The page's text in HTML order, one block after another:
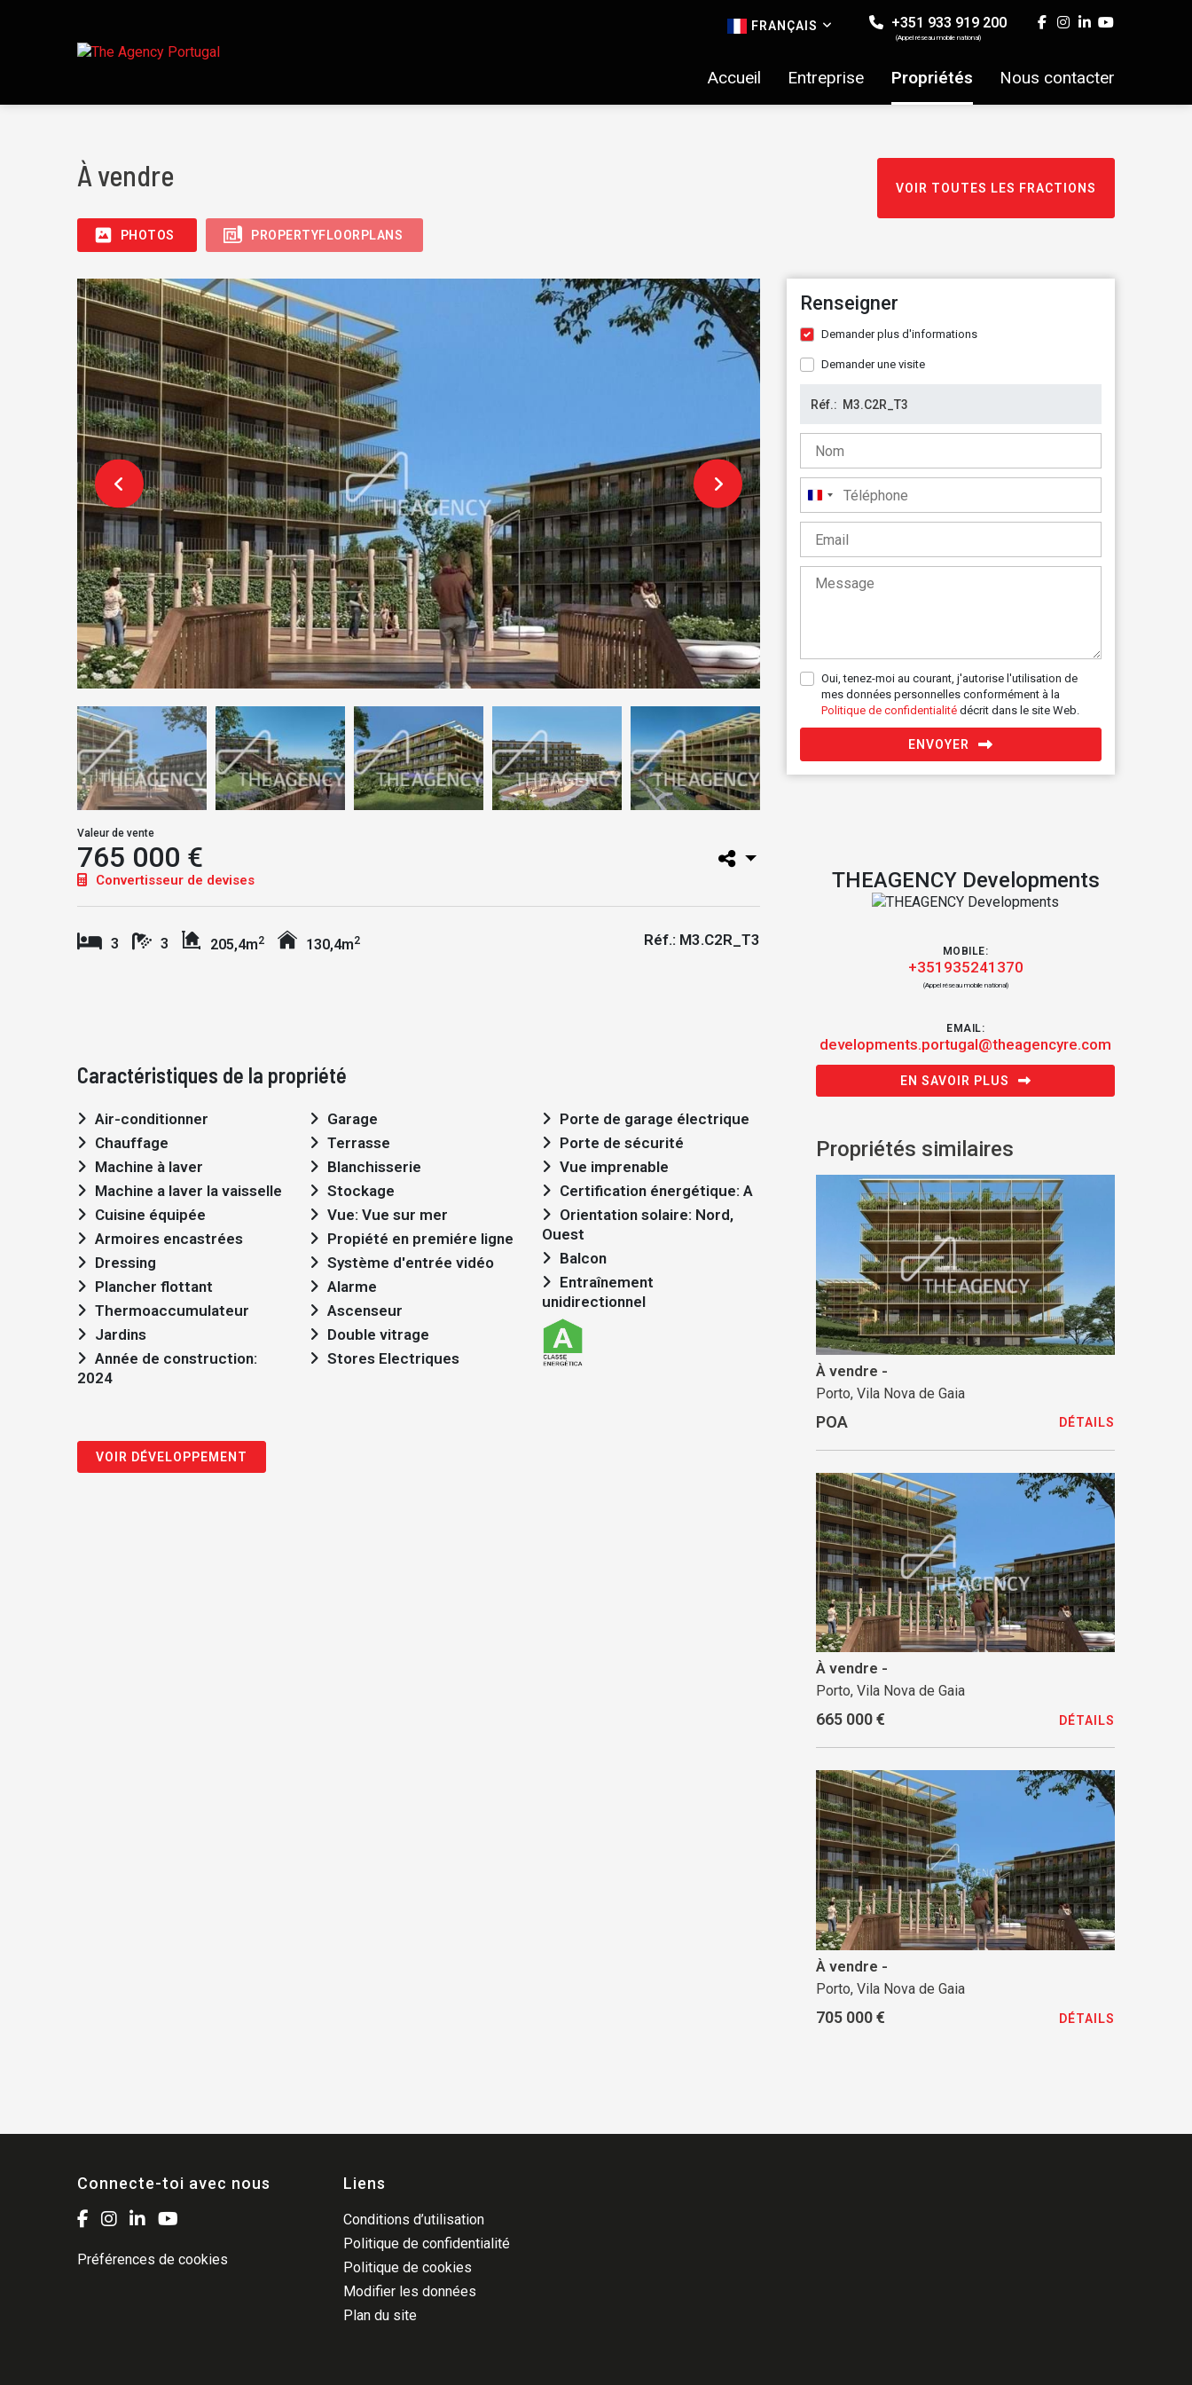
FRANÇAIS +351 933 919 200
(Appel réseau mobile national)
Accueil Entreprise Propriétés Nous contacter
À vendre VOIR TOUTES LES FRACTIONS
PHOTOS PROPERTYFLOORPLANS
Valeur de vente
765 000 €
Convertisseur de devises
3 3 205,4m2 130,4m2 Réf.: M3.C2R_T3
Caractéristiques de la propriété
Air-conditionner
Chauffage
Machine à laver
Machine a laver la vaisselle
Cuisine équipée
Armoires encastrées
Dressing
Plancher flottant
Thermoaccumulateur
Jardins
2024
Garage
Terrasse
Blanchisserie
Stockage
Vue: Vue sur mer
Propiété en premiére ligne
Système d'entrée vidéo
Alarme
Ascenseur
Double vitrage
Stores Electriques
Porte de garage électrique
Porte de sécurité
Vue imprenable
Certification énergétique: A
Ouest
Balcon
unidirectionnel
VOIR DÉVELOPPEMENT
Renseigner
Demander plus d'informations
Demander une visite
France
+33
Oui, tenez-moi au courant, j'autorise l'utilisation de
mes données personnelles conformément à la
Politique de confidentialité décrit dans le site Web.
ENVOYER
THEAGENCY Developments
MOBILE:
+351935241370
(Appel réseau mobile national)
EMAIL:
developments.portugal@theagencyre.com
EN SAVOIR PLUS
Propriétés similaires
À vendre -
Porto, Vila Nova de Gaia
POA DÉTAILS
À vendre -
Porto, Vila Nova de Gaia
665 000 € DÉTAILS
À vendre -
Porto, Vila Nova de Gaia
705 000 € DÉTAILS
Connecte-toi avec nous
Préférences de cookies
Liens
Conditions d’utilisation
Politique de confidentialité
Politique de cookies
Modifier les données
Plan du site